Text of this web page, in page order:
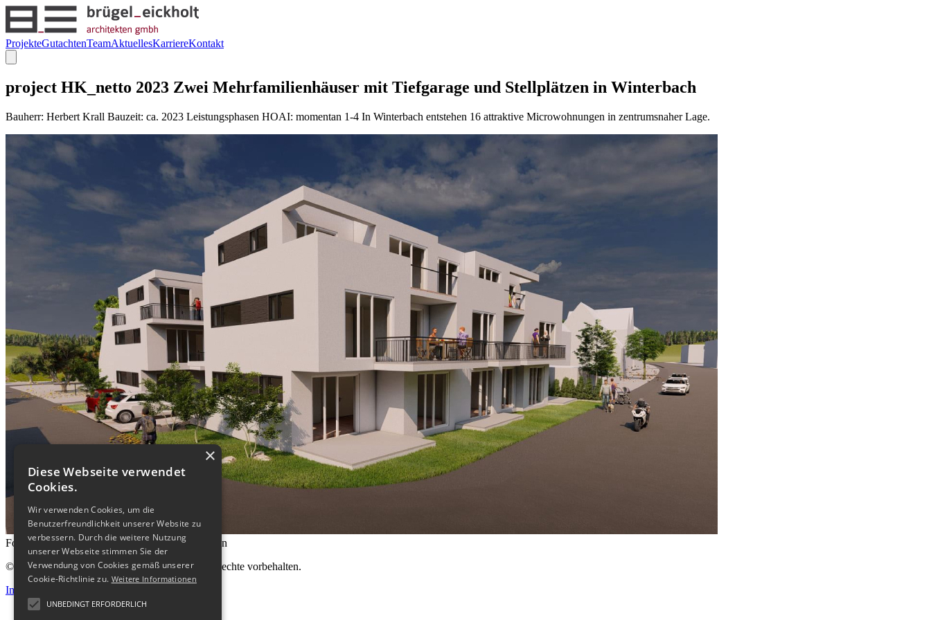
ProjekteGutachtenTeamAktuellesKarriereKontakt
project HK_netto 2023 Zwei Mehrfamilienhäuser mit Tiefgarage und Stellplätzen in Winterbach
Bauherr: Herbert Krall Bauzeit: ca. 2023 Leistungsphasen HOAI: momentan 1-4 In Winterbach entstehen 16 attraktive Microwohnungen in zentrumsnaher Lage.
Foto(s): © Renderings: brügel_eickholt architekten
© 2026 brügel_eickholt architekten gmbh. Alle Rechte vorbehalten.
Impressum
×
Diese Webseite verwendet
Cookies.
Wir verwenden Cookies, um die
Benutzerfreundlichkeit unserer Website zu
verbessern. Durch die weitere Nutzung
unserer Webseite stimmen Sie der
Verwendung von Cookies gemäß unserer
Cookie-Richtlinie zu. Weitere Informationen
UNBEDINGT ERFORDERLICH